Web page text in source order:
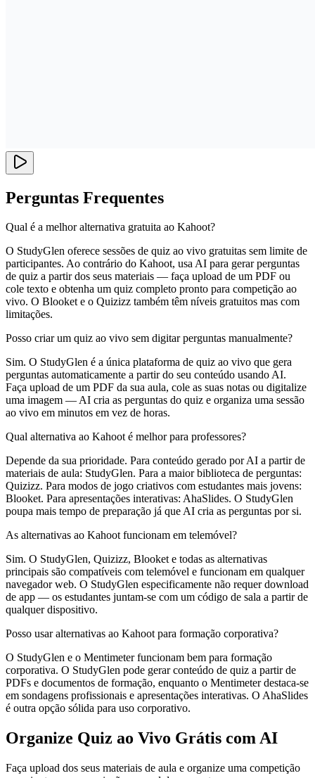
Perguntas Frequentes
Qual é a melhor alternativa gratuita ao Kahoot?
O StudyGlen oferece sessões de quiz ao vivo gratuitas sem limite de
participantes. Ao contrário do Kahoot, usa AI para gerar perguntas
de quiz a partir dos seus materiais — faça upload de um PDF ou
cole texto e obtenha um quiz completo pronto para competição ao
vivo. O Blooket e o Quizizz também têm níveis gratuitos mas com
limitações.
Posso criar um quiz ao vivo sem digitar perguntas manualmente?
Sim. O StudyGlen é a única plataforma de quiz ao vivo que gera
perguntas automaticamente a partir do seu conteúdo usando AI.
Faça upload de um PDF da sua aula, cole as suas notas ou digitalize
uma imagem — AI cria as perguntas do quiz e organiza uma sessão
ao vivo em minutos em vez de horas.
Qual alternativa ao Kahoot é melhor para professores?
Depende da sua prioridade. Para conteúdo gerado por AI a partir de
materiais de aula: StudyGlen. Para a maior biblioteca de perguntas:
Quizizz. Para modos de jogo criativos com estudantes mais jovens:
Blooket. Para apresentações interativas: AhaSlides. O StudyGlen
poupa mais tempo de preparação já que AI cria as perguntas por si.
As alternativas ao Kahoot funcionam em telemóvel?
Sim. O StudyGlen, Quizizz, Blooket e todas as alternativas
principais são compatíveis com telemóvel e funcionam em qualquer
navegador web. O StudyGlen especificamente não requer download
de app — os estudantes juntam-se com um código de sala a partir de
qualquer dispositivo.
Posso usar alternativas ao Kahoot para formação corporativa?
O StudyGlen e o Mentimeter funcionam bem para formação
corporativa. O StudyGlen pode gerar conteúdo de quiz a partir de
PDFs e documentos de formação, enquanto o Mentimeter destaca-se
em sondagens profissionais e apresentações interativas. O AhaSlides
é outra opção sólida para uso corporativo.
Organize Quiz ao Vivo Grátis com AI
Faça upload dos seus materiais de aula e organize uma competição